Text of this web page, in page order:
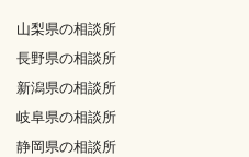
山梨県の相談所
長野県の相談所
新潟県の相談所
岐阜県の相談所
静岡県の相談所